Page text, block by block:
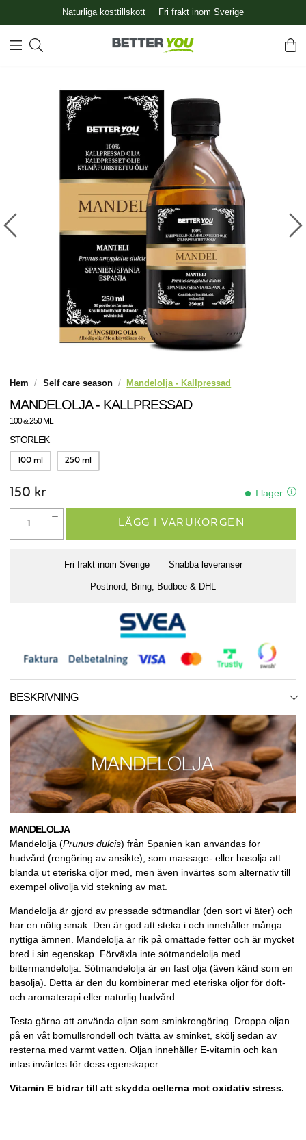
Naturliga kosttillskott Fri frakt inom Sverige
Hem Self care season Mandelolja - Kallpressad
MANDELOLJA - KALLPRESSAD
100 & 250 ML
STORLEK
100 ml 250 ml
150 kr I lager
LÄGG I VARUKORGEN
Fri frakt inom Sverige Snabba leveranser
Postnord, Bring, Budbee & DHL
BESKRIVNING
MANDELOLJA
Mandelolja (Prunus dulcis) från Spanien kan användas för
hudvård (rengöring av ansikte), som massage- eller basolja att
blanda ut eteriska oljor med, men även invärtes som alternativ till
exempel olivolja vid stekning av mat.
Mandelolja är gjord av pressade sötmandlar (den sort vi äter) och
har en nötig smak. Den är god att steka i och innehåller många
nyttiga ämnen. Mandelolja är rik på omättade fetter och är mycket
bred i sin egenskap. Förväxla inte sötmandelolja med
bittermandelolja. Sötmandelolja är en fast olja (även känd som en
basolja). Detta är den du kombinerar med eteriska oljor för doft-
och aromaterapi eller naturlig hudvård.
Testa gärna att använda oljan som sminkrengöring. Droppa oljan
på en våt bomullsrondell och tvätta av sminket, skölj sedan av
resterna med varmt vatten. Oljan innehåller E-vitamin och kan
intas invärtes för dess egenskaper.
Vitamin E bidrar till att skydda cellerna mot oxidativ stress.